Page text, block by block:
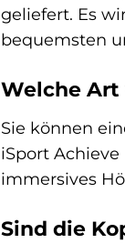
geliefert. Es
bequemsten
Welche
Sie können
iSport
immersives
Sind die